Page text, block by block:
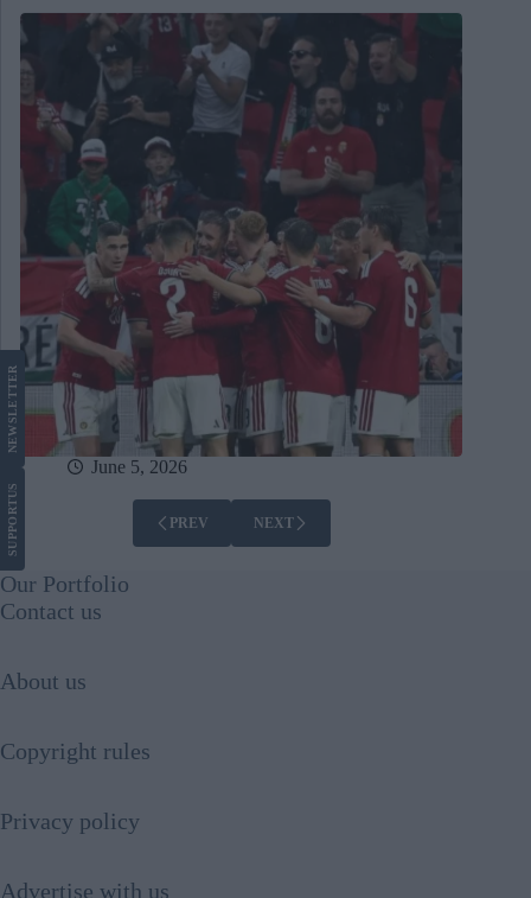
June 5, 2026
PREV NEXT
SUPPORT
US
NEWS
LETTER
Our Portfolio
Contact us
About us
Copyright rules
Privacy policy
Advertise with us